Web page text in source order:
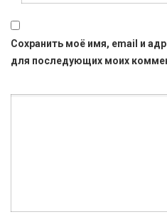
Сохранить моё имя, email и
для последующих моих